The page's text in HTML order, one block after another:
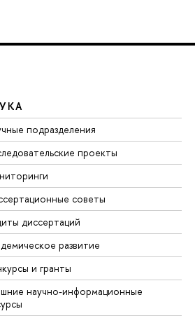
подразделения
проекты
советы
диссертаций
развитие
и гранты
научно-информационные